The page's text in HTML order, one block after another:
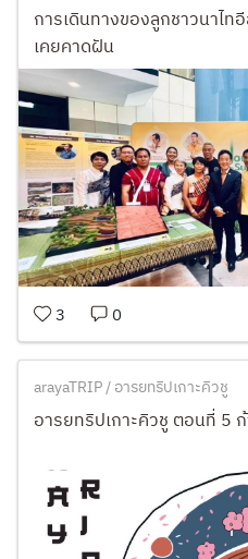
การเดินทางของลูกชาวนาไทอีสาน ตอ
เคยคาดฝัน
3 0
arayaTRIP / อารยทริปเกาะคิวชู
อารยทริปเกาะคิวชู ตอนที่ 5